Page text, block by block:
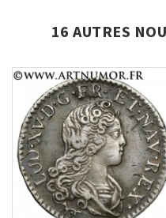
16 AUTRES